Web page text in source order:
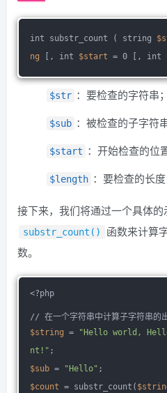
int substr_count ( string
ng [, int $start = 0 [, int
$str ：要检查的字符串；
$sub ：被检查的子字符串
$start ：开始检查的位
$length ：要检查的长
接下来，我们将通过一个具体的
substr_count()
函数来计算
数。
<?php
// 在一个字符串中计算子字符串的
$string =
"Hello world,
nt!" ;
$sub = "Hello" ;
$count = substr_count(